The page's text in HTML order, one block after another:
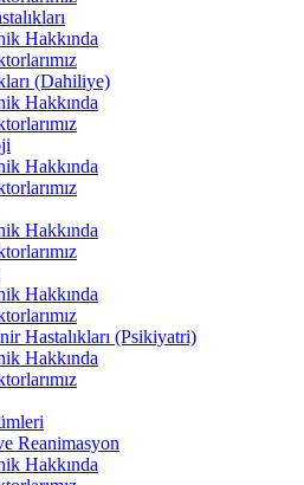
Hakkında
(Dahiliye)
Hakkında
Hakkında
Hakkında
Hakkında
Hastalıkları (Psikiyatri)
Hakkında
Reanimasyon
Hakkında